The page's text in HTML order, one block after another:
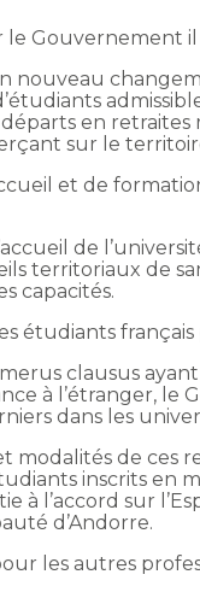
Gouvernement il
nouveau
en
sur le
et de
de
territoriaux de
capacités.
étudiants français
clausus
à l’étranger, le
dans les
modalités de ces
inscrits en
à l’accord sur
d’Andorre.
les autres